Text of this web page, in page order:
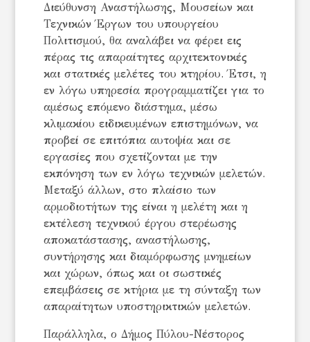
Διεύθυνση Αναστήλωσης, Μουσείων και
Τεχνικών Έργων του υπουργείου
Πολιτισμού, θα αναλάβει να φέρει εις
πέρας τις απαραίτητες αρχιτεκτονικές
και στατικές μελέτες του κτηρίου. Έτσι, η
εν λόγω υπηρεσία προγραμματίζει για το
αμέσως επόμενο διάστημα, μέσω
κλιμακίου ειδικευμένων επιστημόνων, να
προβεί σε επιτόπια αυτοψία και σε
εργασίες που σχετίζονται με την
εκπόνηση των εν λόγω τεχνικών μελετών.
Μεταξύ άλλων, στο πλαίσιο των
αρμοδιοτήτων της είναι η μελέτη και η
εκτέλεση τεχνικού έργου στερέωσης
αποκατάστασης, αναστήλωσης,
συντήρησης και διαμόρφωσης μνημείων
και χώρων, όπως και οι σωστικές
επεμβάσεις σε κτήρια με τη σύνταξη των
απαραίτητων υποστηρικτικών μελετών.
Παράλληλα, ο Δήμος Πύλου-Νέστορος